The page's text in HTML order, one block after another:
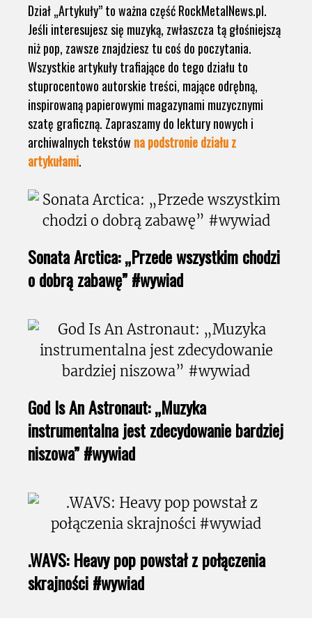
Dział „Artykuły” to ważna część RockMetalNews.pl.
Jeśli interesujesz się muzyką, zwłaszcza tą głośniejszą
niż pop, zawsze znajdziesz tu coś do poczytania.
Wszystkie artykuły trafiające do tego działu to
stuprocentowo autorskie treści, mające odrębną,
inspirowaną papierowymi magazynami muzycznymi
szatę graficzną. Zapraszamy do lektury nowych i
archiwalnych tekstów na podstronie działu z
artykułami.
Sonata Arctica: „Przede wszystkim chodzi
o dobrą zabawę” #wywiad
God Is An Astronaut: „Muzyka
instrumentalna jest zdecydowanie bardziej
niszowa” #wywiad
.WAVS: Heavy pop powstał z połączenia
skrajności #wywiad